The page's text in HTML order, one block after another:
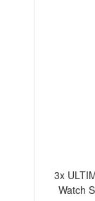
3x
Watch